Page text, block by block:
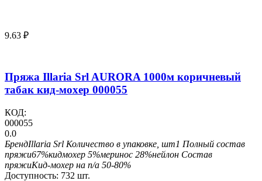
9.63 ₽
Пряжа Illaria Srl AURORA 1000м коричневый
табак кид-мохер 000055
КОД:
000055
0.0
БрендIllaria Srl Количество в упаковке, шт1 Полный состав
пряжи67%кидмохер 5%меринос 28%нейлон Состав
пряжиКид-мохер на п/а 50-80%
Доступность: 732 шт.